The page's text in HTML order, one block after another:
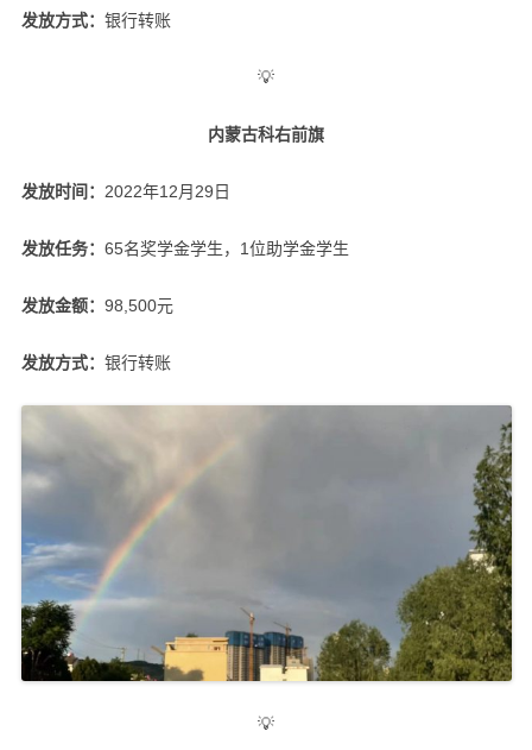
发放方式： 银行转账
💡
内蒙古科右前旗
发放时间： 2022年12月29日
发放任务： 65名奖学金学生，1位助学金学生
发放金额： 98,500元
发放方式： 银行转账
💡